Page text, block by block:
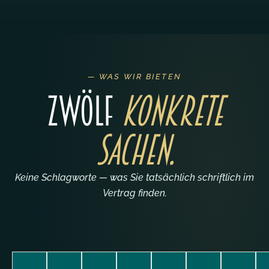
— WAS WIR BIETEN
Zwölf konkrete
Sachen.
Keine Schlagworte — was Sie tatsächlich schriftlich im
Vertrag finden.